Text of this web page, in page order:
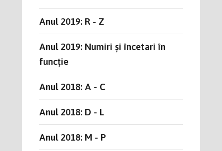
Anul 2019: R - Z
Anul 2019: Numiri și încetari în
funcție
Anul 2018: A - C
Anul 2018: D - L
Anul 2018: M - P